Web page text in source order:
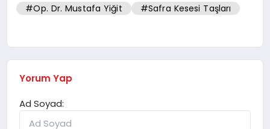
#Op. Dr. Mustafa Yiğit #Safra Kesesi Taşları
Yorum Yap
Ad Soyad: